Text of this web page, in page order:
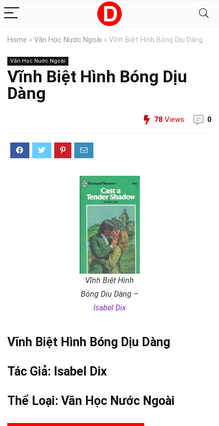
Home » Văn Học Nước Ngoài » Vĩnh Biệt Hình Bóng Dịu Dàng
Văn Học Nước Ngoài
Vĩnh Biệt Hình Bóng Dịu
Dàng
78 Views 0
Vĩnh Biệt Hình
Bóng Dịu Dàng –
Isabel Dix
Vĩnh Biệt Hình Bóng Dịu Dàng
Tác Giả: Isabel Dix
Thể Loại: Văn Học Nước Ngoài